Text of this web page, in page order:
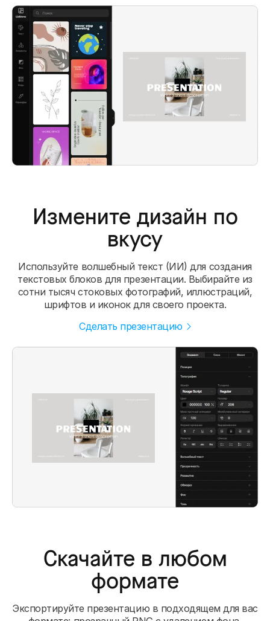
Измените дизайн по
вкусу
Используйте волшебный текст (ИИ) для создания
текстовых блоков для презентации. Выбирайте из
сотни тысяч стоковых фотографий, иллюстраций,
шрифтов и иконок для своего проекта.
Сделать презентацию
Скачайте в любом
формате
Экспортируйте презентацию в подходящем для вас